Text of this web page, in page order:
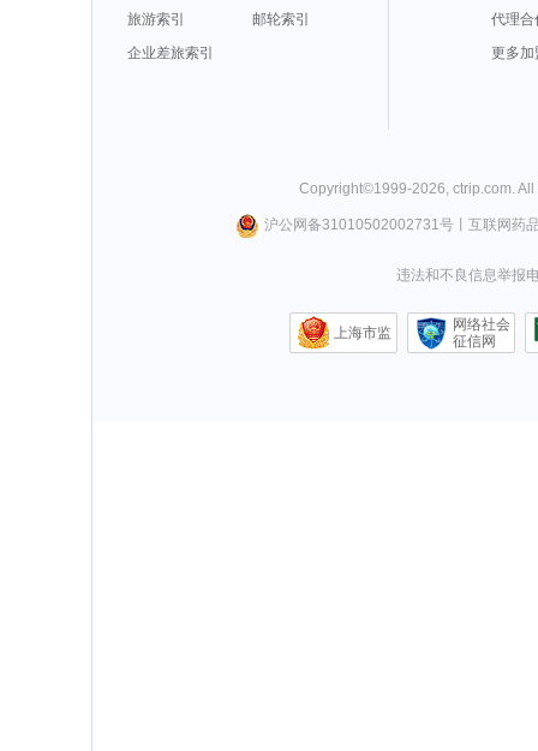
旅游索引
邮轮索引
企业差旅索引
代理合
更多加
Copyright©1999-2026, ctrip.com.
沪公网备31010502002731号丨 互联网药
违法和不良信息举报
上海市监
网络社会
征信网